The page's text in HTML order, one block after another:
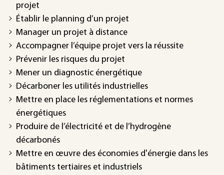
projet
Établir le planning d’un projet
Manager un projet à distance
Accompagner l’équipe projet vers la réussite
Prévenir les risques du projet
Mener un diagnostic énergétique
Décarboner les utilités industrielles
Mettre en place les réglementations et normes
énergétiques
Produire de l’électricité et de l’hydrogène
décarbonés
Mettre en œuvre des économies d'énergie dans les
bâtiments tertiaires et industriels